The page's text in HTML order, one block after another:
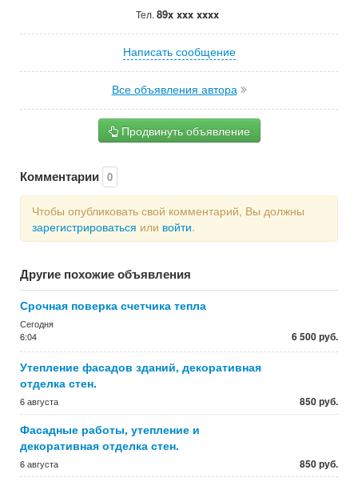
Тел. 89x xxx xxxx
Написать сообщение
Все объявления автора
Продвинуть объявление
Комментарии 0
Чтобы опубликовать свой комментарий, Вы должны
зарегистрироваться или войти.
Другие похожие объявления
Срочная поверка счетчика тепла
Сегодня
6:04
6 500 руб.
Утепление фасадов зданий, декоративная
отделка стен.
6 августа 850 руб.
Фасадные работы, утепление и
декоративная отделка стен.
6 августа 850 руб.